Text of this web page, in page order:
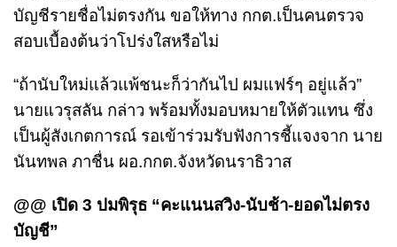
บัญชีรายชื่อไม่ตรงกัน ขอให้ทาง กกต.เป็นคนตรวจ
สอบเบื้องต้นว่าโปร่งใสหรือไม่
“ถ้านับใหม่แล้วแพ้ชนะก็ว่ากันไป ผมแฟร์ๆ อยู่แล้ว”
นายแวรุสลัน กล่าว พร้อมทั้งมอบหมายให้ตัวแทน ซึ่ง
เป็นผู้สังเกตการณ์ รอเข้าร่วมรับฟังการชี้แจงจาก นาย
นันทพล ภาชื่น ผอ.กกต.จังหวัดนราธิวาส
@@ เปิด 3 ปมพิรุธ “คะแนนสวิง-นับช้า-ยอดไม่ตรง
บัญชี”